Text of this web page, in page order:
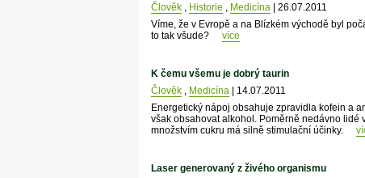
Člověk, Historie , Medicína| 26.07.2011
Víme, že v Evropě a na Blízkém východě byl
to tak všude?
více
K čemu všemu je dobrý taurin
Člověk, Medicína| 14.07.2011
Energetický nápoj obsahuje zpravidla kofein a
však obsahovat alkohol. Poměrně nedávno lidé
množstvím cukru má silně stimulační účinky.
Laser generovaný z živého organismu